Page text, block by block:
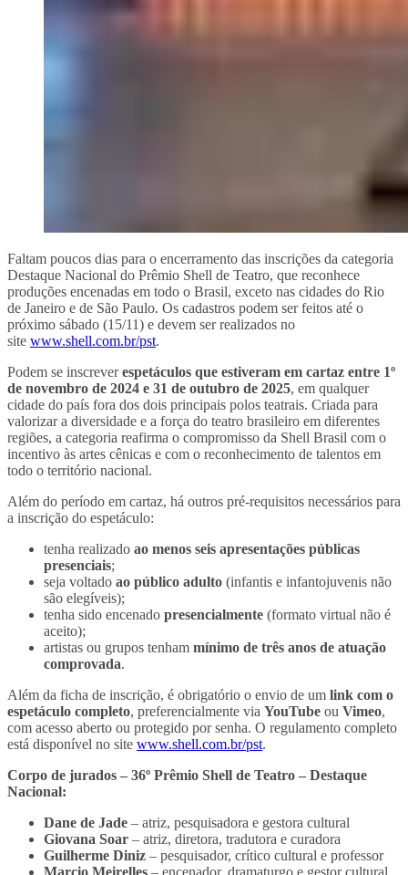
Faltam poucos dias para o encerramento das inscrições da categoria
Destaque Nacional do Prêmio Shell de Teatro, que reconhece
produções encenadas em todo o Brasil, exceto nas cidades do Rio
de Janeiro e de São Paulo. Os cadastros podem ser feitos até o
próximo sábado (15/11) e devem ser realizados no
site www.shell.com.br/pst.
Podem se inscreverespetáculos que estiveram em cartaz entre 1º
de novembro de 2024 e 31 de outubro de 2025, em qualquer
cidade do país fora dos dois principais polos teatrais. Criada para
valorizar a diversidade e a força do teatro brasileiro em diferentes
regiões, a categoria reafirma o compromisso da Shell Brasil com o
incentivo às artes cênicas e com o reconhecimento de talentos em
todo o território nacional.
Além do período em cartaz, há outros pré-requisitos necessários para
a inscrição do espetáculo:
tenha realizado ao menos seis apresentações públicas
presenciais;
seja voltado ao público adulto (infantis e infantojuvenis não
são elegíveis);
tenha sido encenado presencialmente (formato virtual não é
aceito);
artistas ou grupos tenham mínimo de três anos de atuação
comprovada.
Além da ficha de inscrição, é obrigatório o envio de um link com o
espetáculo completo, preferencialmente via YouTube ou Vimeo,
com acesso aberto ou protegido por senha. O regulamento completo
está disponível no site www.shell.com.br/pst.
Corpo de jurados – 36º Prêmio Shell de Teatro – Destaque
Nacional:
Dane de Jade – atriz, pesquisadora e gestora cultural
Giovana Soar – atriz, diretora, tradutora e curadora
Guilherme Diniz – pesquisador, crítico cultural e professor
Marcio Meirelles – encenador, dramaturgo e gestor cultural